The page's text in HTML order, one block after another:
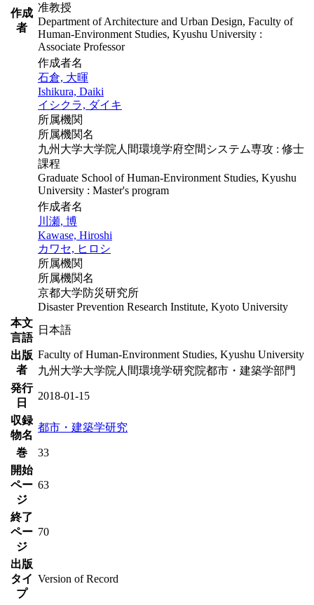
作成
者
准教授
Department of Architecture and Urban Design, Faculty of
Human-Environment Studies, Kyushu University :
Associate Professor
作成者名
石倉, 大暉
Ishikura, Daiki
イシクラ, ダイキ
所属機関
所属機関名
九州大学大学院人間環境学府空間システム専攻 : 修士
課程
Graduate School of Human-Environment Studies, Kyushu
University : Master's program
作成者名
川瀬, 博
Kawase, Hiroshi
カワセ, ヒロシ
所属機関
所属機関名
京都大学防災研究所
Disaster Prevention Research Institute, Kyoto University
本文
言語
日本語
出版
者
Faculty of Human-Environment Studies, Kyushu University
九州大学大学院人間環境学研究院都市・建築学部門
発行
日
2018-01-15
収録
物名
都市・建築学研究
巻
33
開始
ペー
ジ
63
終了
ペー
ジ
70
出版
タイ
プ
Version of Record